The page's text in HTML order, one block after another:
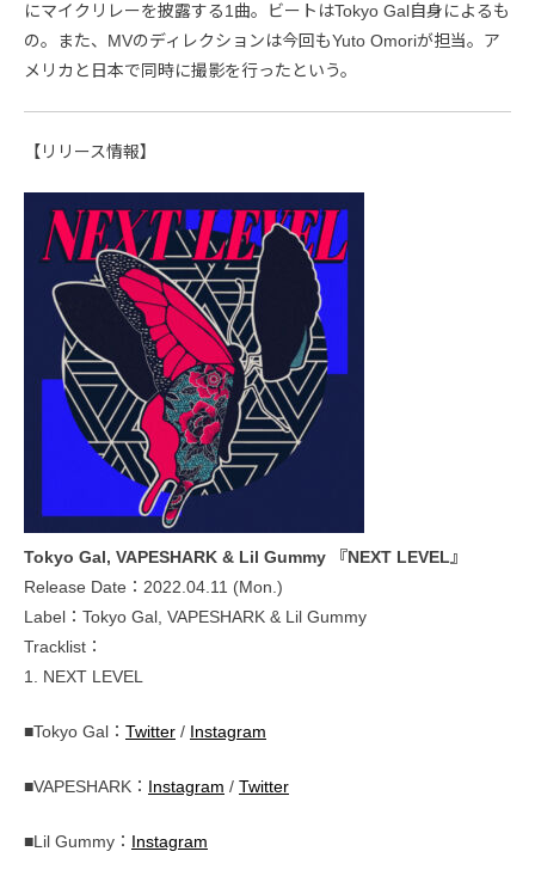
にマイクリレーを披露する1曲。ビートはTokyo Gal自身によるも
の。また、MVのディレクションは今回もYuto Omoriが担当。ア
メリカと日本で同時に撮影を行ったという。
【リリース情報】
Tokyo Gal, VAPESHARK & Lil Gummy 『NEXT LEVEL』
Release Date：2022.04.11 (Mon.)
Label：Tokyo Gal, VAPESHARK & Lil Gummy
Tracklist：
1. NEXT LEVEL
■Tokyo Gal： Twitter / Instagram
■VAPESHARK： Instagram / Twitter
■Lil Gummy： Instagram